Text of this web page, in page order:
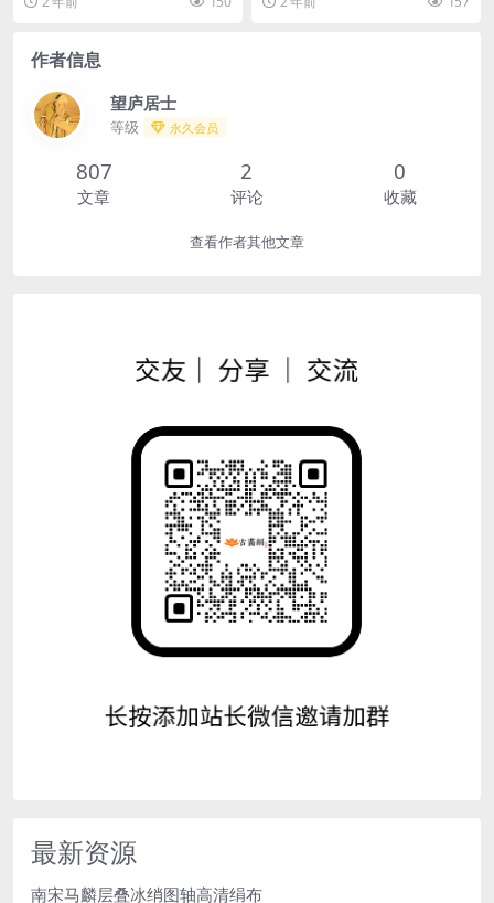
作者信息
望庐居士
等级 永久会员
807
文章
2
评论
0
收藏
查看作者其他文章
最新资源
南宋马麟层叠冰绡图轴高清绢布